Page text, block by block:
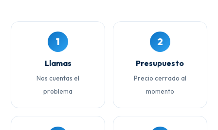
1
Llamas
Nos cuentas el
problema
2
Presupuesto
Precio cerrado al
momento